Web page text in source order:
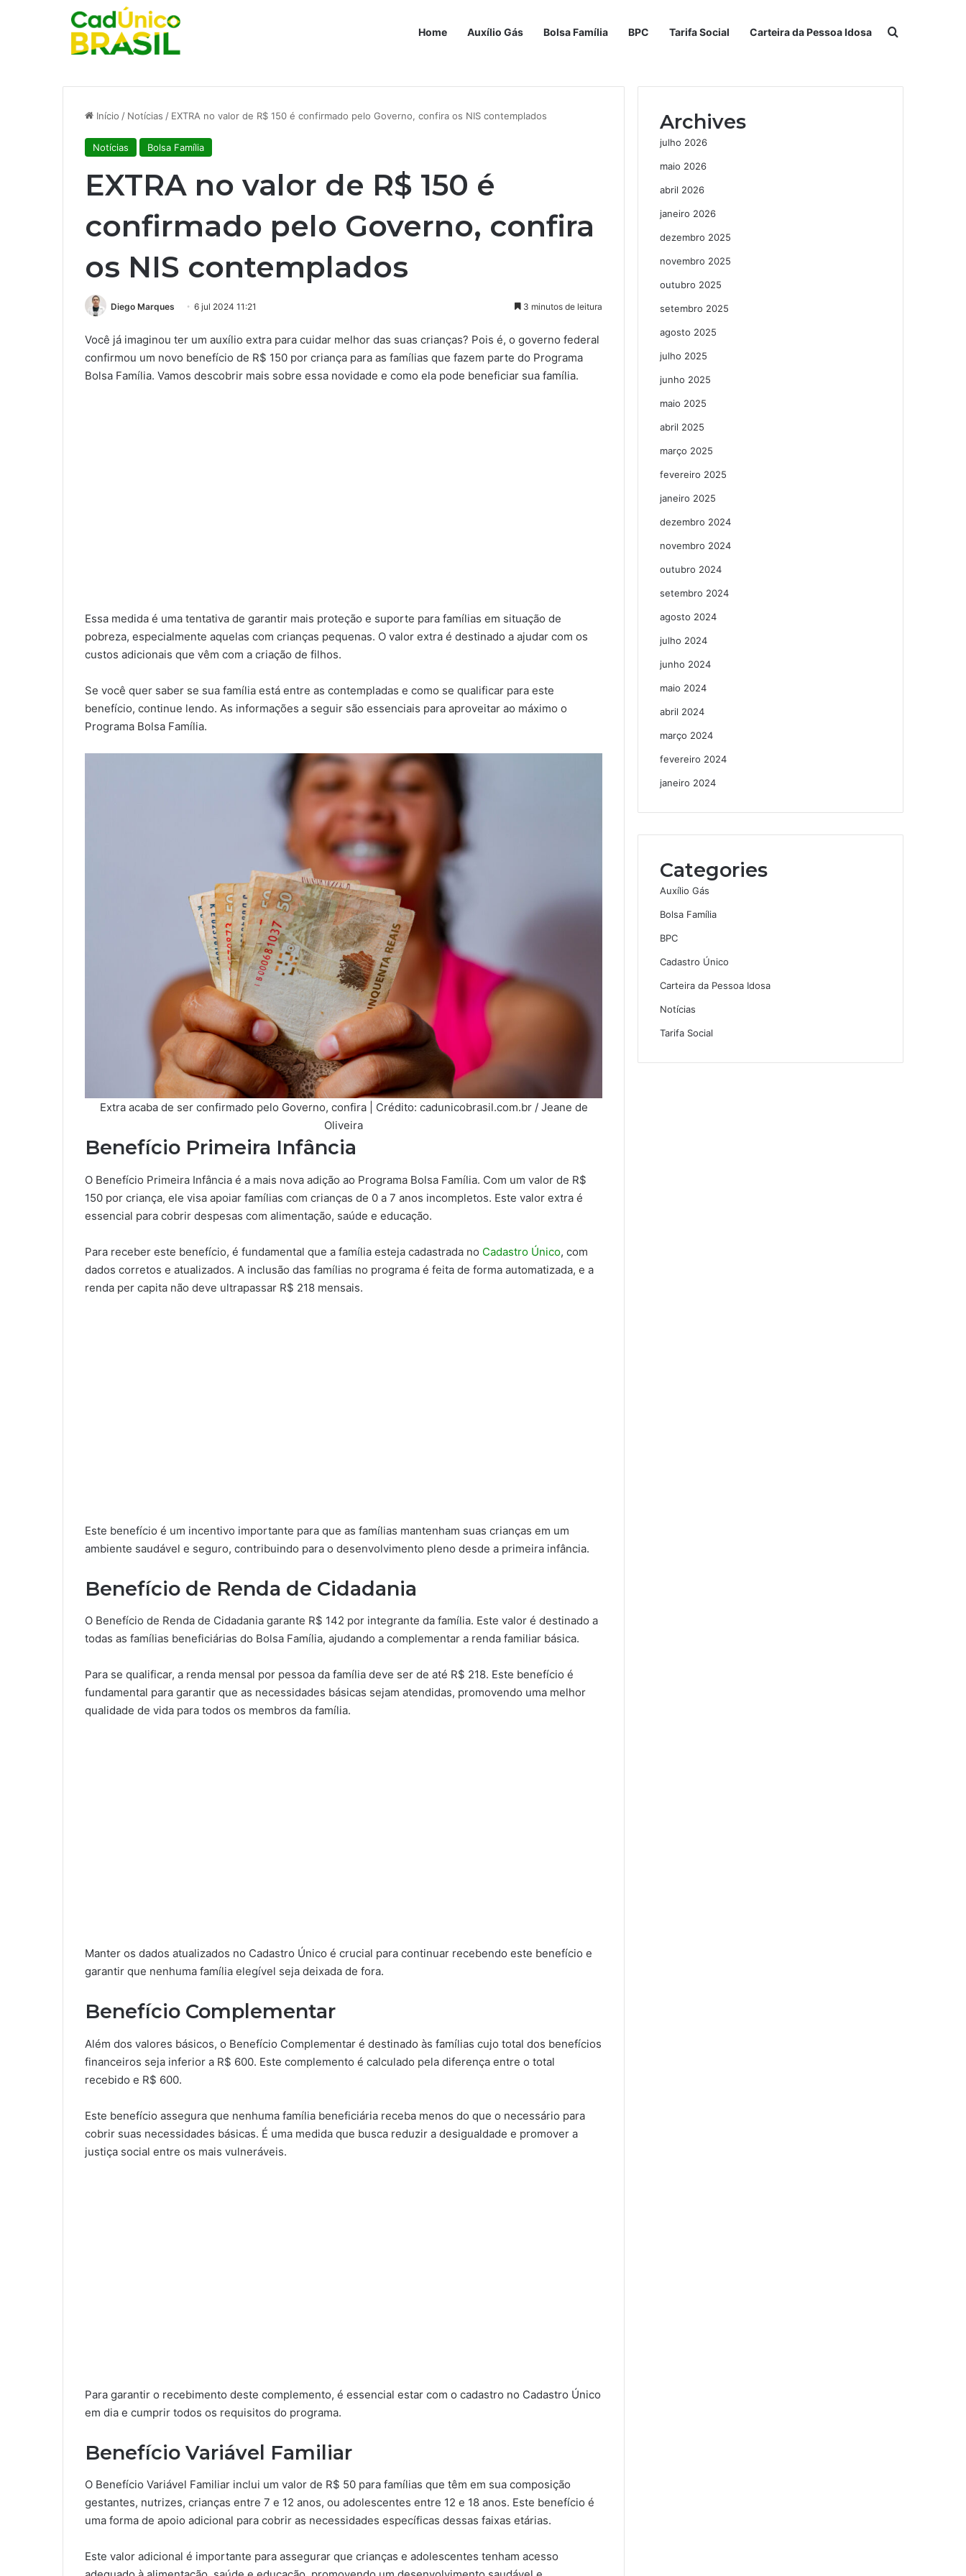
Home Auxílio Gás Bolsa Família BPC Tarifa Social Carteira da Pessoa Idosa Procurar por
Início / Notícias / EXTRA no valor de R$ 150 é confirmado pelo Governo, confira os NIS contemplados
Notícias Bolsa Família
EXTRA no valor de R$ 150 é
confirmado pelo Governo, confira
os NIS contemplados
Diego Marques 6 jul 2024 11:21 3 minutos de leitura
Você já imaginou ter um auxílio extra para cuidar melhor das suas crianças? Pois é, o governo federal
confirmou um novo benefício de R$ 150 por criança para as famílias que fazem parte do Programa
Bolsa Família. Vamos descobrir mais sobre essa novidade e como ela pode beneficiar sua família.
Essa medida é uma tentativa de garantir mais proteção e suporte para famílias em situação de
pobreza, especialmente aquelas com crianças pequenas. O valor extra é destinado a ajudar com os
custos adicionais que vêm com a criação de filhos.
Se você quer saber se sua família está entre as contempladas e como se qualificar para este
benefício, continue lendo. As informações a seguir são essenciais para aproveitar ao máximo o
Programa Bolsa Família.
Extra acaba de ser confirmado pelo Governo, confira | Crédito: cadunicobrasil.com.br / Jeane de
Oliveira
Benefício Primeira Infância
O Benefício Primeira Infância é a mais nova adição ao Programa Bolsa Família. Com um valor de R$
150 por criança, ele visa apoiar famílias com crianças de 0 a 7 anos incompletos. Este valor extra é
essencial para cobrir despesas com alimentação, saúde e educação.
Para receber este benefício, é fundamental que a família esteja cadastrada no Cadastro Único, com
dados corretos e atualizados. A inclusão das famílias no programa é feita de forma automatizada, e a
renda per capita não deve ultrapassar R$ 218 mensais.
Este benefício é um incentivo importante para que as famílias mantenham suas crianças em um
ambiente saudável e seguro, contribuindo para o desenvolvimento pleno desde a primeira infância.
Benefício de Renda de Cidadania
O Benefício de Renda de Cidadania garante R$ 142 por integrante da família. Este valor é destinado a
todas as famílias beneficiárias do Bolsa Família, ajudando a complementar a renda familiar básica.
Para se qualificar, a renda mensal por pessoa da família deve ser de até R$ 218. Este benefício é
fundamental para garantir que as necessidades básicas sejam atendidas, promovendo uma melhor
qualidade de vida para todos os membros da família.
Manter os dados atualizados no Cadastro Único é crucial para continuar recebendo este benefício e
garantir que nenhuma família elegível seja deixada de fora.
Benefício Complementar
Além dos valores básicos, o Benefício Complementar é destinado às famílias cujo total dos benefícios
financeiros seja inferior a R$ 600. Este complemento é calculado pela diferença entre o total
recebido e R$ 600.
Este benefício assegura que nenhuma família beneficiária receba menos do que o necessário para
cobrir suas necessidades básicas. É uma medida que busca reduzir a desigualdade e promover a
justiça social entre os mais vulneráveis.
Para garantir o recebimento deste complemento, é essencial estar com o cadastro no Cadastro Único
em dia e cumprir todos os requisitos do programa.
Benefício Variável Familiar
O Benefício Variável Familiar inclui um valor de R$ 50 para famílias que têm em sua composição
gestantes, nutrizes, crianças entre 7 e 12 anos, ou adolescentes entre 12 e 18 anos. Este benefício é
uma forma de apoio adicional para cobrir as necessidades específicas dessas faixas etárias.
Este valor adicional é importante para assegurar que crianças e adolescentes tenham acesso
Archives
julho 2026
maio 2026
abril 2026
janeiro 2026
dezembro 2025
novembro 2025
outubro 2025
setembro 2025
agosto 2025
julho 2025
junho 2025
maio 2025
abril 2025
março 2025
fevereiro 2025
janeiro 2025
dezembro 2024
novembro 2024
outubro 2024
setembro 2024
agosto 2024
julho 2024
junho 2024
maio 2024
abril 2024
março 2024
fevereiro 2024
janeiro 2024
Categories
Auxílio Gás
Bolsa Família
BPC
Cadastro Único
Carteira da Pessoa Idosa
Notícias
Tarifa Social